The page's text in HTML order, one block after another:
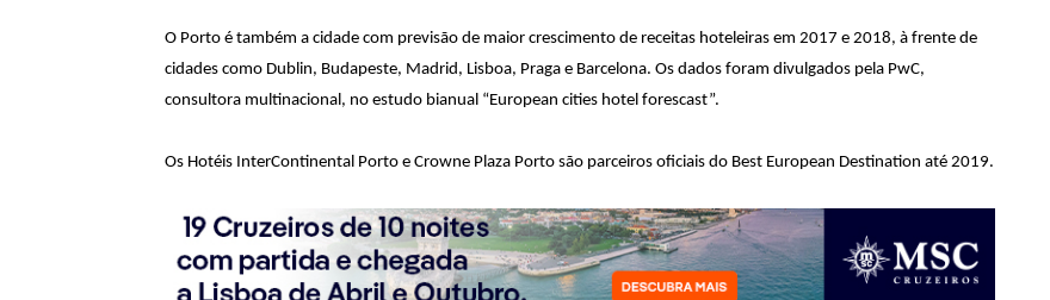
O Porto é também a cidade com previsão de maior crescimento de receitas hoteleiras em 2017 e 2018, à frente de
cidades como Dublin, Budapeste, Madrid, Lisboa, Praga e Barcelona. Os dados foram divulgados pela PwC,
consultora multinacional, no estudo bianual “European cities hotel forescast”.
Os Hotéis InterContinental Porto e Crowne Plaza Porto são parceiros oficiais do Best European Destination até 2019.